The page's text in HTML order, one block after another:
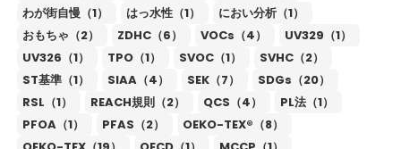
わが街自慢（1）
はっ水性（1）
におい分析（1）
おもちゃ（2）
ZDHC（6） VOCs（4）
UV329（1）
UV326（1）
TPO（1） SVOC（1）
SVHC（2）
ST基準（1）
SIAA（4） SEK（7）
SDGs（20）
RSL（1）
REACH規則（2） QCS（4）
PL法（1）
PFOA（1）
PFAS（2）
OEKO-TEX®（8）